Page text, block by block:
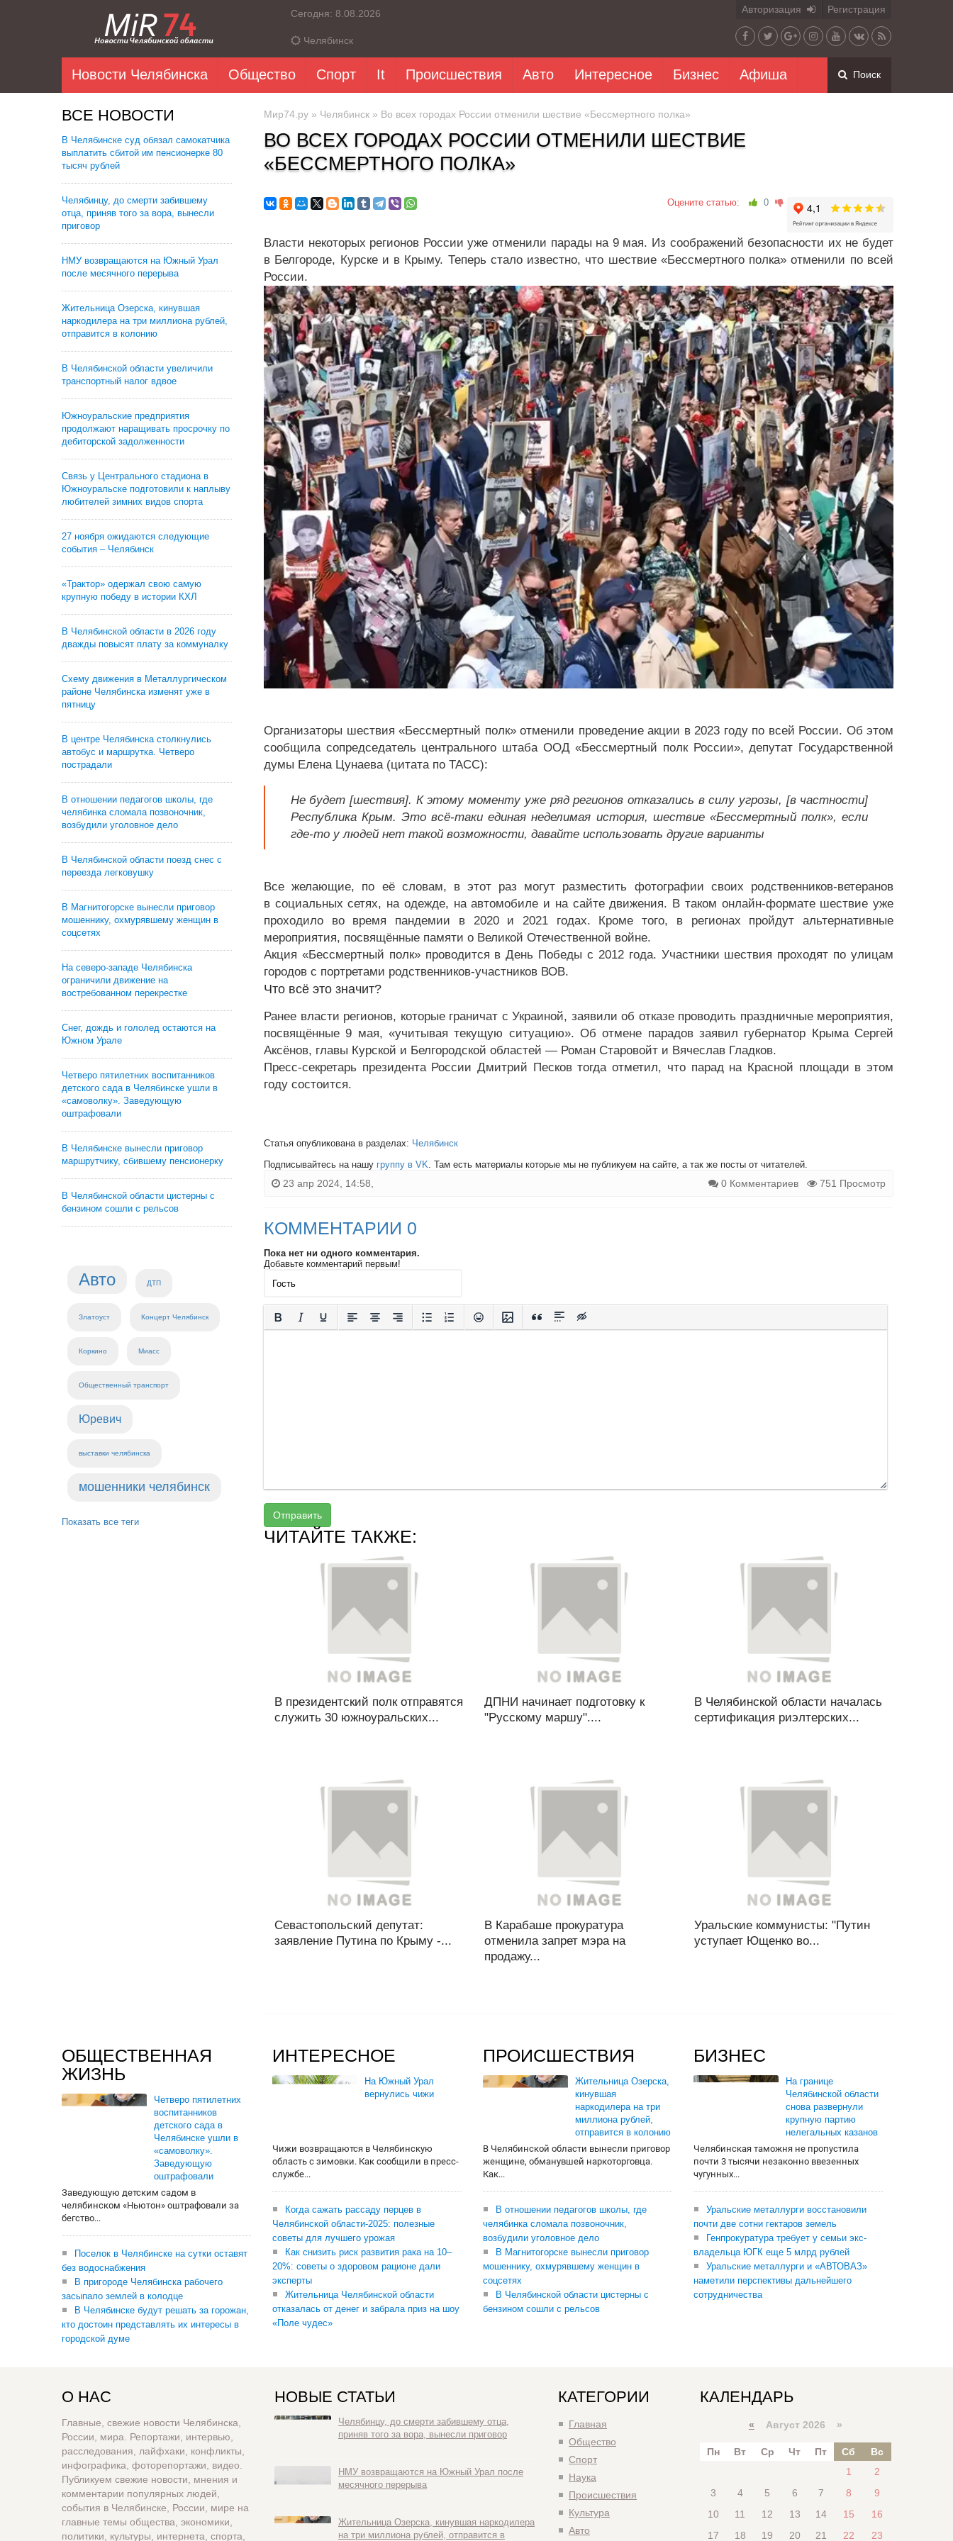
Сегодня: 8.08.2026
Челябинск
Авторизация Регистрация
Новости Челябинска Общество Спорт It Происшествия Авто Интересное Бизнес Афиша Поиск
ВСЕ НОВОСТИ
В Челябинске суд обязал самокатчика
выплатить сбитой им пенсионерке 80
тысяч рублей
Челябинцу, до смерти забившему
отца, приняв того за вора, вынесли
приговор
НМУ возвращаются на Южный Урал
после месячного перерыва
Жительница Озерска, кинувшая
наркодилера на три миллиона рублей,
отправится в колонию
В Челябинской области увеличили
транспортный налог вдвое
Южноуральские предприятия
продолжают наращивать просрочку по
дебиторской задолженности
Связь у Центрального стадиона в
Южноуральске подготовили к наплыву
любителей зимних видов спорта
27 ноября ожидаются следующие
события – Челябинск
«Трактор» одержал свою самую
крупную победу в истории КХЛ
В Челябинской области в 2026 году
дважды повысят плату за коммуналку
Схему движения в Металлургическом
районе Челябинска изменят уже в
пятницу
В центре Челябинска столкнулись
автобус и маршрутка. Четверо
пострадали
В отношении педагогов школы, где
челябинка сломала позвоночник,
возбудили уголовное дело
В Челябинской области поезд снес с
переезда легковушку
В Магнитогорске вынесли приговор
мошеннику, охмурявшему женщин в
соцсетях
На северо-западе Челябинска
ограничили движение на
востребованном перекрестке
Снег, дождь и гололед остаются на
Южном Урале
Четверо пятилетних воспитанников
детского сада в Челябинске ушли в
«самоволку». Заведующую
оштрафовали
В Челябинске вынесли приговор
маршрутчику, сбившему пенсионерку
В Челябинской области цистерны с
бензином сошли с рельсов
Авто ДТП
Златоуст Концерт Челябинск
Коркино Миасс
Общественный транспорт
Юревич
выставки челябинска
мошенники челябинск
Показать все теги
Мир74.ру » Челябинск » Во всех городах России отменили шествие «Бессмертного полка»
ВО ВСЕХ ГОРОДАХ РОССИИ ОТМЕНИЛИ ШЕСТВИЕ
«БЕССМЕРТНОГО ПОЛКА»
Оцените статью: 0
Власти некоторых регионов России уже отменили парады на 9 мая. Из соображений безопасности их не будет
в Белгороде, Курске и в Крыму. Теперь стало известно, что шествие «Бессмертного полка» отменили по всей
России.
Организаторы шествия «Бессмертный полк» отменили проведение акции в 2023 году по всей России. Об этом
сообщила сопредседатель центрального штаба ООД «Бессмертный полк России», депутат Государственной
думы Елена Цунаева (цитата по ТАСС):
Не будет [шествия]. К этому моменту уже ряд регионов отказались в силу угрозы, [в частности]
Республика Крым. Это всё-таки единая неделимая история, шествие «Бессмертный полк», если
где-то у людей нет такой возможности, давайте использовать другие варианты
Все желающие, по её словам, в этот раз могут разместить фотографии своих родственников-ветеранов
в социальных сетях, на одежде, на автомобиле и на сайте движения. В таком онлайн-формате шествие уже
проходило во время пандемии в 2020 и 2021 годах. Кроме того, в регионах пройдут альтернативные
мероприятия, посвящённые памяти о Великой Отечественной войне.
Акция «Бессмертный полк» проводится в День Победы с 2012 года. Участники шествия проходят по улицам
городов с портретами родственников-участников ВОВ.
Что всё это значит?
Ранее власти регионов, которые граничат с Украиной, заявили об отказе проводить праздничные мероприятия,
посвящённые 9 мая, «учитывая текущую ситуацию». Об отмене парадов заявил губернатор Крыма Сергей
Аксёнов, главы Курской и Белгородской областей — Роман Старовойт и Вячеслав Гладков.
Пресс-секретарь президента России Дмитрий Песков тогда отметил, что парад на Красной площади в этом
году состоится.
Статья опубликована в разделах: Челябинск
Подписывайтесь на нашу группу в VK. Там есть материалы которые мы не публикуем на сайте, а так же посты от читателей.
23 апр 2024, 14:58, 0 Комментариев 751 Просмотр
КОММЕНТАРИИ 0
Пока нет ни одного комментария.
Добавьте комментарий первым!
Отправить
ЧИТАЙТЕ ТАКЖЕ:
В президентский полк отправятся
служить 30 южноуральских...
ДПНИ начинает подготовку к
"Русскому маршу"....
В Челябинской области началась
сертификация риэлтерских...
Севастопольский депутат:
заявление Путина по Крыму -...
В Карабаше прокуратура
отменила запрет мэра на
продажу...
Уральские коммунисты: "Путин
уступает Ющенко во...
ОБЩЕСТВЕННАЯ
ЖИЗНЬ
Четверо пятилетних
воспитанников
детского сада в
Челябинске ушли в
«самоволку».
Заведующую
оштрафовали
Заведующую детским садом в
челябинском «Ньютон» оштрафовали за
бегство...
Поселок в Челябинске на сутки оставят
без водоснабжения
В пригороде Челябинска рабочего
засыпало землей в колодце
В Челябинске будут решать за горожан,
кто достоин представлять их интересы в
городской думе
ИНТЕРЕСНОЕ
На Южный Урал
вернулись чижи
Чижи возвращаются в Челябинскую
область с зимовки. Как сообщили в пресс-
службе...
Когда сажать рассаду перцев в
Челябинской области-2025: полезные
советы для лучшего урожая
Как снизить риск развития рака на 10–
20%: советы о здоровом рационе дали
эксперты
Жительница Челябинской области
отказалась от денег и забрала приз на шоу
«Поле чудес»
ПРОИСШЕСТВИЯ
Жительница Озерска,
кинувшая
наркодилера на три
миллиона рублей,
отправится в колонию
В Челябинской области вынесли приговор
женщине, обманувшей наркоторговца.
Как...
В отношении педагогов школы, где
челябинка сломала позвоночник,
возбудили уголовное дело
В Магнитогорске вынесли приговор
мошеннику, охмурявшему женщин в
соцсетях
В Челябинской области цистерны с
бензином сошли с рельсов
БИЗНЕС
На границе
Челябинской области
снова развернули
крупную партию
нелегальных казанов
Челябинская таможня не пропустила
почти 3 тысячи незаконно ввезенных
чугунных...
Уральские металлурги восстановили
почти две сотни гектаров земель
Генпрокуратура требует у семьи экс-
владельца ЮГК еще 5 млрд рублей
Уральские металлурги и «АВТОВАЗ»
наметили перспективы дальнейшего
сотрудничества
О НАС
Главные, свежие новости Челябинска,
России, мира. Репортажи, интервью,
расследования, лайфхаки, конфликты,
инфографика, фоторепортажи, видео.
Публикуем свежие новости, мнения и
комментарии популярных людей,
события в Челябинске, России, мире на
главные темы общества, экономики,
политики, культуры, интернета, спорта,
НОВЫЕ СТАТЬИ
Челябинцу, до смерти забившему отца,
приняв того за вора, вынесли приговор
НМУ возвращаются на Южный Урал после
месячного перерыва
Жительница Озерска, кинувшая наркодилера
на три миллиона рублей, отправится в
КАТЕГОРИИ
Главная
Общество
Спорт
Наука
Происшествия
Культура
Авто
КАЛЕНДАРЬ
« Август 2026 »
Пн Вт Ср Чт Пт Сб
Вс
1
2
3
4 5 6 7 8
9
10
11 12 13 14 15
16
17
18 19 20 21 22 23